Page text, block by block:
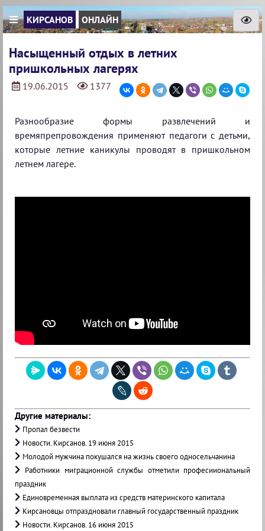
КИРСАНОВ ОНЛАЙН
Насыщенный отдых в летних
пришкольных лагерях
19.06.2015 1377
Разнообразие формы развлечений и
времяпрепровождения применяют педагоги с детьми,
которые летние каникулы проводят в пришкольном
летнем лагере.
Другие материалы:
Пропал безвести
Новости. Кирсанов. 19 июня 2015
Молодой мужчина покушался на жизнь своего односельчанина
Работники миграционной службы отметили професииональный
праздник
Единовременная выплата из средств материнского капитала
Кирсановцы отпраздновали главный государственный праздник
Новости. Кирсанов. 16 июня 2015